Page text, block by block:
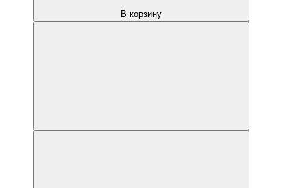
В корзину